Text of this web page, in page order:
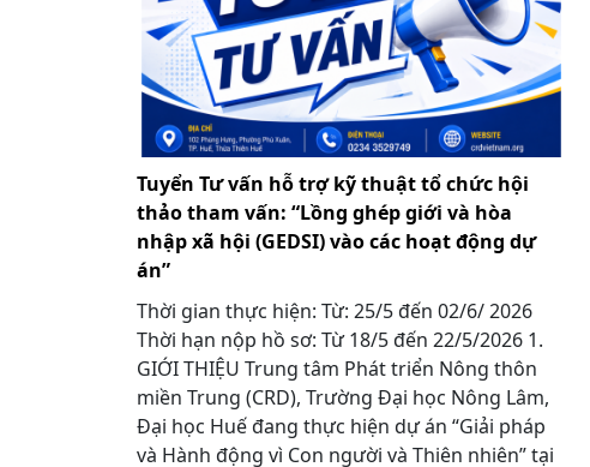
Tuyển Tư vấn hỗ trợ kỹ thuật tổ chức hội
thảo tham vấn: “Lồng ghép giới và hòa
nhập xã hội (GEDSI) vào các hoạt động dự
án”
Thời gian thực hiện: Từ: 25/5 đến 02/6/ 2026
Thời hạn nộp hồ sơ: Từ 18/5 đến 22/5/2026 1.
GIỚI THIỆU Trung tâm Phát triển Nông thôn
miền Trung (CRD), Trường Đại học Nông Lâm,
Đại học Huế đang thực hiện dự án “Giải pháp
và Hành động vì Con người và Thiên nhiên” tại